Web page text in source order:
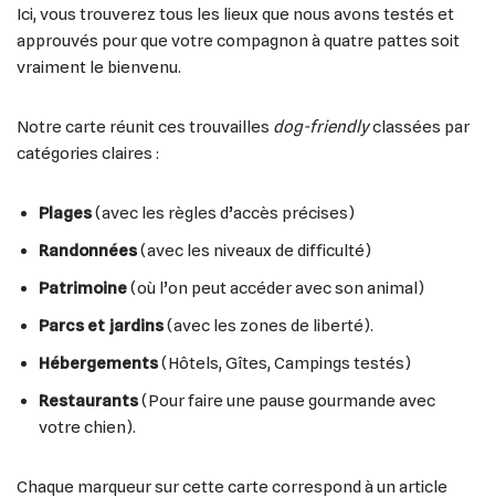
Ici, vous trouverez tous les lieux que nous avons testés et
approuvés pour que votre compagnon à quatre pattes soit
vraiment le bienvenu.
Notre carte réunit ces trouvailles dog-friendlyclassées par
catégories claires :
Plages(avec les règles d’accès précises)
Randonnées(avec les niveaux de difficulté)
Patrimoine(où l’on peut accéder avec son animal)
Parcs et jardins(avec les zones de liberté).
Hébergements(Hôtels, Gîtes, Campings testés)
Restaurants(Pour faire une pause gourmande avec
votre chien).
Chaque marqueur sur cette carte correspond à un article